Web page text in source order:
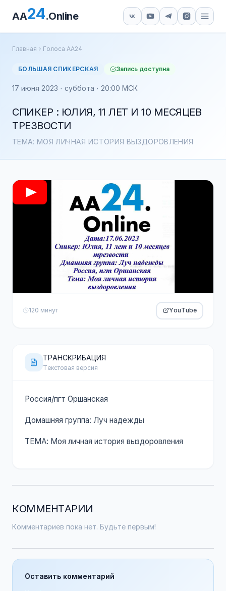
AA24.Online
Главная Голоса АА24
БОЛЬШАЯ СПИКЕРСКАЯ Запись доступна
17 июня 2023 · суббота · 20:00 МСК
СПИКЕР : ЮЛИЯ, 11 ЛЕТ И 10 МЕСЯЦЕВ
ТРЕЗВОСТИ
ТЕМА: МОЯ ЛИЧНАЯ ИСТОРИЯ ВЫЗДОРОВЛЕНИЯ
120 минут YouTube
ТРАНСКРИБАЦИЯ
Текстовая версия
Россия/пгт Оршанская
Домашняя группа: Луч надежды
ТЕМА: Моя личная история выздоровления
КОММЕНТАРИИ
Комментариев пока нет. Будьте первым!
Оставить комментарий